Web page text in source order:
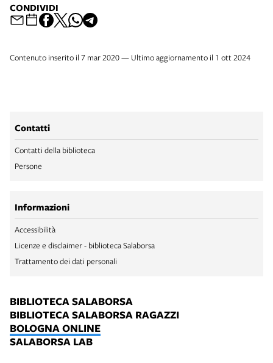
CONDIVIDI
Contenuto inserito il 7 mar 2020 — Ultimo aggiornamento il 1 ott 2024
Contatti
Contatti della biblioteca
Persone
Informazioni
Accessibilità
Licenze e disclaimer - biblioteca Salaborsa
Trattamento dei dati personali
BIBLIOTECA SALABORSA
BIBLIOTECA SALABORSA RAGAZZI
BOLOGNA ONLINE
SALABORSA LAB